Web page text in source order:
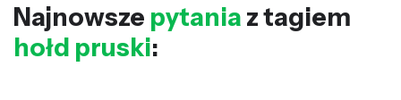
Najnowsze pytania z tagiem
hołd pruski: